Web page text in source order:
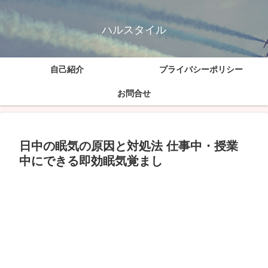
ハルスタイル
自己紹介 プライバシーポリシー
お問合せ
日中の眠気の原因と対処法 仕事中・授業
中にできる即効眠気覚まし